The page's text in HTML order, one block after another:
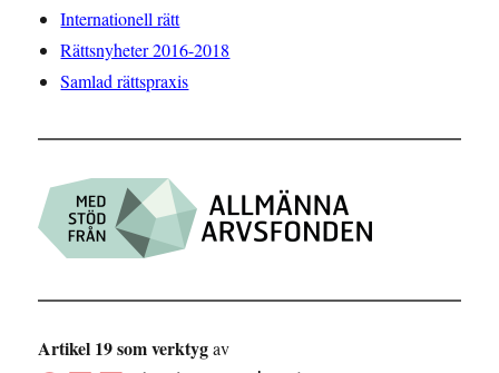
Internationell rätt
Rättsnyheter 2016-2018
Samlad rättspraxis
Artikel 19 som verktygav